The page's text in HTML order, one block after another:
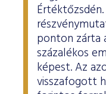
ponton zárta
százalékos
képest. Az
visszafogott